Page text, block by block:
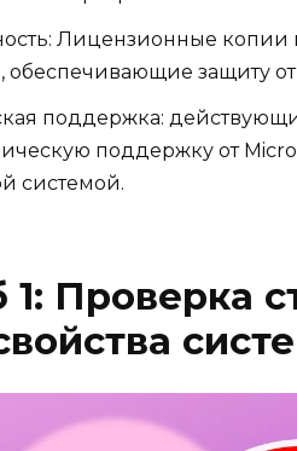
Лицензионные
обеспечивающие защиту
поддержка:
поддержку от
системой.
1: Проверка